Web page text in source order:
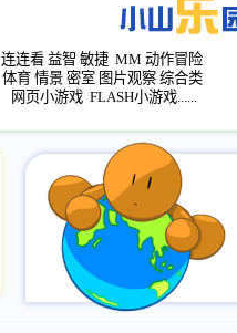
连连看 益智 敏捷 MM 动作冒险
体育 情景 密室 图片观察 综合类
网页小游戏 FLASH小游戏......